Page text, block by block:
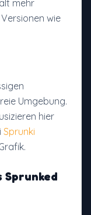
mehr
wie
Umgebung.
hier
Sprunki
Sprunked